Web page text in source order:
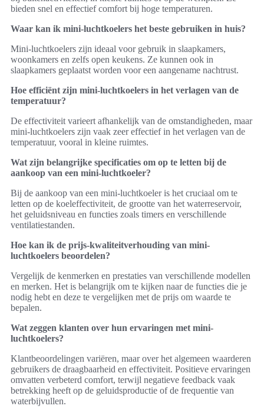
bieden snel en effectief comfort bij hoge temperaturen.
Waar kan ik mini-luchtkoelers het beste gebruiken in huis?
Mini-luchtkoelers zijn ideaal voor gebruik in slaapkamers,
woonkamers en zelfs open keukens. Ze kunnen ook in
slaapkamers geplaatst worden voor een aangename nachtrust.
Hoe efficiënt zijn mini-luchtkoelers in het verlagen van de
temperatuur?
De effectiviteit varieert afhankelijk van de omstandigheden, maar
mini-luchtkoelers zijn vaak zeer effectief in het verlagen van de
temperatuur, vooral in kleine ruimtes.
Wat zijn belangrijke specificaties om op te letten bij de
aankoop van een mini-luchtkoeler?
Bij de aankoop van een mini-luchtkoeler is het cruciaal om te
letten op de koeleffectiviteit, de grootte van het waterreservoir,
het geluidsniveau en functies zoals timers en verschillende
ventilatiestanden.
Hoe kan ik de prijs-kwaliteitverhouding van mini-
luchtkoelers beoordelen?
Vergelijk de kenmerken en prestaties van verschillende modellen
en merken. Het is belangrijk om te kijken naar de functies die je
nodig hebt en deze te vergelijken met de prijs om waarde te
bepalen.
Wat zeggen klanten over hun ervaringen met mini-
luchtkoelers?
Klantbeoordelingen variëren, maar over het algemeen waarderen
gebruikers de draagbaarheid en effectiviteit. Positieve ervaringen
omvatten verbeterd comfort, terwijl negatieve feedback vaak
betrekking heeft op de geluidsproductie of de frequentie van
waterbijvullen.